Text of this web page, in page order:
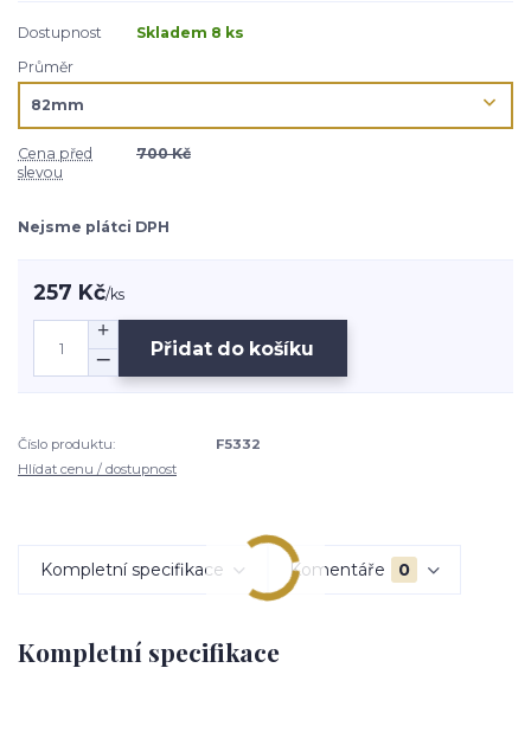
Dostupnost
Skladem 8 ks
Průměr
Cena před
slevou
700 Kč
Nejsme plátci DPH
257 Kč/ks
Přidat do košíku
Číslo produktu:
F5332
Hlídat cenu / dostupnost
Kompletní specifikace Komentáře 0
Kompletní specifikace